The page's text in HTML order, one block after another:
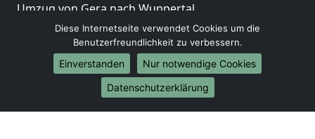
Umzug von Gera nach Wuppertal
Umzug von Gera nach Bielefeld
Umzug von Gera nach Bonn
Umzug von Gera nach Münster
Internationale-Umzüge
Umzug von Gera nach Brasilien
Diese Internetseite verwendet Cookies um die
Benutzerfreundlichkeit zu verbessern.
Einverstanden
Nur notwendige Cookies
Datenschutzerklärung